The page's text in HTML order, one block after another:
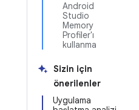
Android
Studio
Memory
Profiler'ı
kullanma
Sizin için
önerilenler
Uygulama